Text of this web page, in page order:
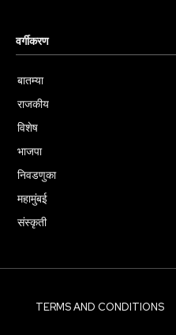
वर्गीकरण
बातम्या
राजकीय
विशेष
भाजपा
निवडणुका
महामुंबई
संस्कृती
TERMS AND CONDITIONS